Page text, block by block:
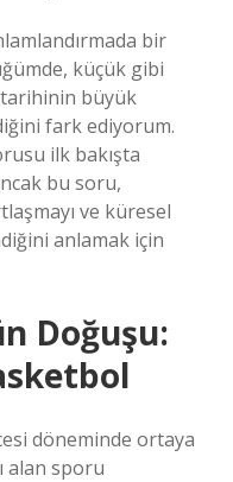
bir
küçük gibi
büyük
fark ediyorum.
ilk bakışta
bu soru,
ve küresel
anlamak için
Doğuşu:
döneminde ortaya
alan sporu